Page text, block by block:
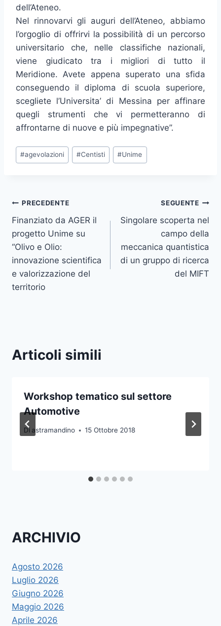
dell’Ateneo.
Nel rinnovarvi gli auguri dell’Ateneo, abbiamo
l’orgoglio di offrirvi la possibilità di un percorso
universitario che, nelle classifiche nazionali,
viene giudicato tra i migliori di tutto il
Meridione. Avete appena superato una sfida
conseguendo il diploma di scuola superiore,
scegliete l’Universita’ di Messina per affinare
quegli strumenti che vi permetteranno di
affrontarne di nuove e più impegnative”.
Tag
articolo:
#agevolazioni #Centisti #Unime
Navigazione
articoli
PRECEDENTE
Finanziato da AGER il
progetto Unime su
“Olivo e Olio:
innovazione scientifica
e valorizzazione del
territorio
SEGUENTE
Singolare scoperta nel
campo della
meccanica quantistica
di un gruppo di ricerca
del MIFT
Articoli simili
Workshop tematico sul settore
Automotive
Di astramandino 15 Ottobre 2018
ARCHIVIO
Agosto 2026
Luglio 2026
Giugno 2026
Maggio 2026
Aprile 2026